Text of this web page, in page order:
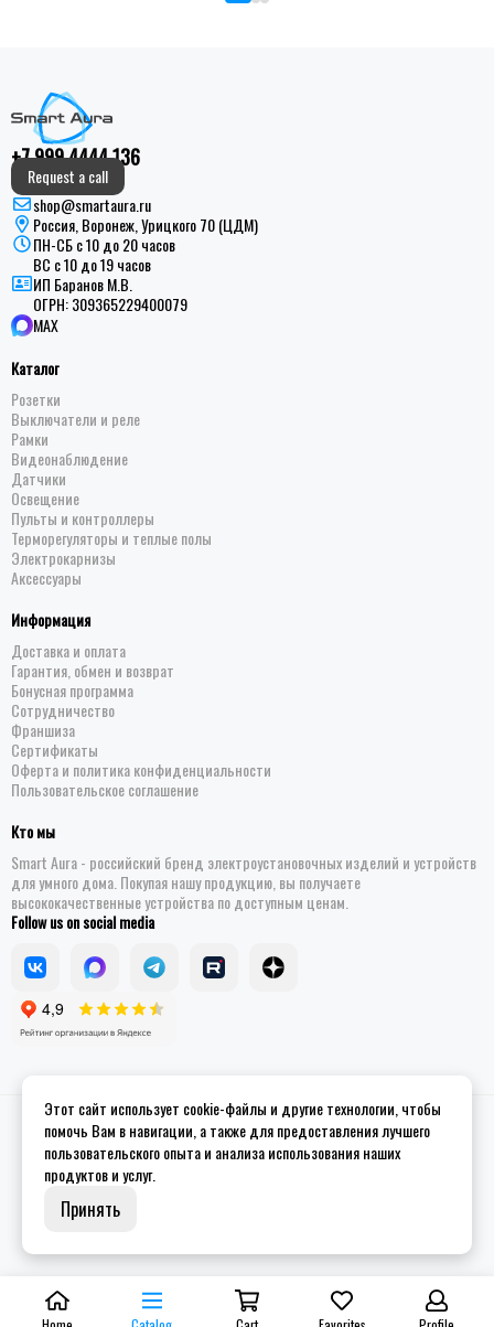
+7 999 4444 136
Request a call
shop@smartaura.ru
Россия, Воронеж, Урицкого 70 (ЦДМ)
ПН-СБ с 10 до 20 часов
ВС с 10 до 19 часов
ИП Баранов М.В.
ОГРН:309365229400079
MAX
Каталог
Розетки
Выключатели и реле
Рамки
Видеонаблюдение
Датчики
Освещение
Пульты и контроллеры
Терморегуляторы и теплые полы
Электрокарнизы
Аксессуары
Информация
Доставка и оплата
Гарантия, обмен и возврат
Бонусная программа
Сотрудничество
Франшиза
Сертификаты
Оферта и политика конфиденциальности
Пользовательское соглашение
Кто мы
Smart Aura - российский бренд электроустановочных изделий и устройств
для умного дома. Покупая нашу продукцию, вы получаете
высококачественные устройства по доступным ценам.
Follow us on social media
2026 © Smart Aura - устройства для умного дома.Site map
Этот сайт использует cookie-файлы и другие технологии, чтобы
помочь Вам в навигации, а также для предоставления лучшего
пользовательского опыта и анализа использования наших
продуктов и услуг.
Принять